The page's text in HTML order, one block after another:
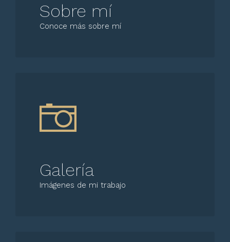
Sobre mí
Conoce más sobre mí
Galería
Imágenes de mi trabajo